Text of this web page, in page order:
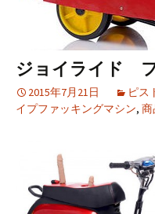
ジョイライド
2015年7月21日 ピス
イプファッキングマシン, 商